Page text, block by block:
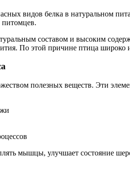
видов белка в натуральном
составом и высоким
По этой причине птица
полезных веществ. Эти
мышцы, улучшает состояние